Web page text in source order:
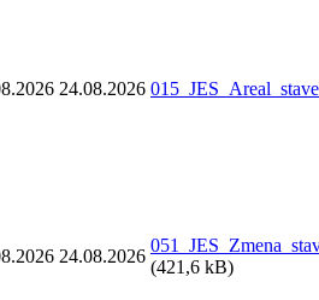
24.08.2026
24.08.2026
(421,6 kB)